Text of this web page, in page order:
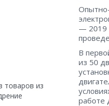
товаров из
— 2019
В
из 50
работе